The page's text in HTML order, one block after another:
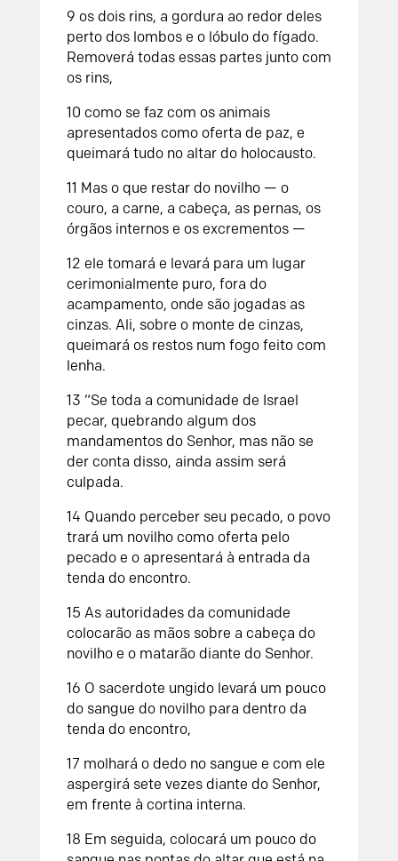
9 os dois rins, a gordura ao redor deles
perto dos lombos e o lóbulo do fígado.
Removerá todas essas partes junto com
os rins,
10 como se faz com os animais
apresentados como oferta de paz, e
queimará tudo no altar do holocausto.
11 Mas o que restar do novilho — o
couro, a carne, a cabeça, as pernas, os
órgãos internos e os excrementos —
12 ele tomará e levará para um lugar
cerimonialmente puro, fora do
acampamento, onde são jogadas as
cinzas. Ali, sobre o monte de cinzas,
queimará os restos num fogo feito com
lenha.
13 “Se toda a comunidade de Israel
pecar, quebrando algum dos
mandamentos do Senhor, mas não se
der conta disso, ainda assim será
culpada.
14 Quando perceber seu pecado, o povo
trará um novilho como oferta pelo
pecado e o apresentará à entrada da
tenda do encontro.
15 As autoridades da comunidade
colocarão as mãos sobre a cabeça do
novilho e o matarão diante do Senhor.
16 O sacerdote ungido levará um pouco
do sangue do novilho para dentro da
tenda do encontro,
17 molhará o dedo no sangue e com ele
aspergirá sete vezes diante do Senhor,
em frente à cortina interna.
18 Em seguida, colocará um pouco do